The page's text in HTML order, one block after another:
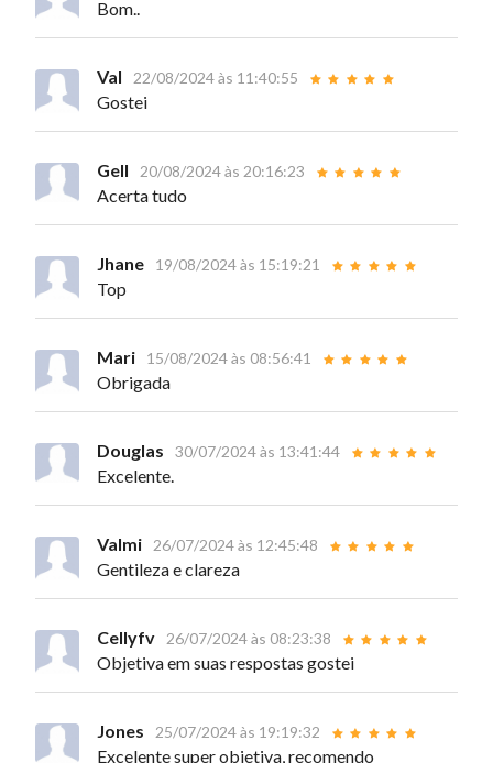
Bom..
Val 22/08/2024 às 11:40:55
Gostei
Gell 20/08/2024 às 20:16:23
Acerta tudo
Jhane 19/08/2024 às 15:19:21
Top
Mari 15/08/2024 às 08:56:41
Obrigada
Douglas 30/07/2024 às 13:41:44
Excelente.
Valmi 26/07/2024 às 12:45:48
Gentileza e clareza
Cellyfv 26/07/2024 às 08:23:38
Objetiva em suas respostas gostei
Jones 25/07/2024 às 19:19:32
Excelente super objetiva, recomendo